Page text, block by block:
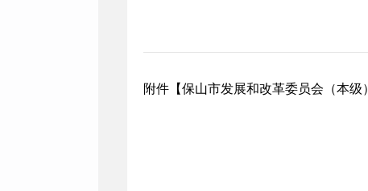
附件【保山市发展和改革委员会（本级